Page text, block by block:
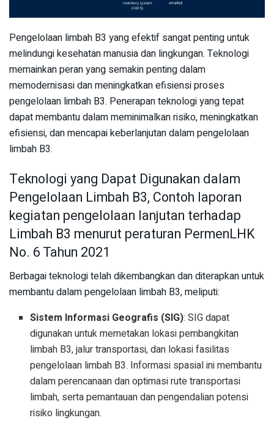
Pengelolaan limbah B3 yang efektif sangat penting untuk
melindungi kesehatan manusia dan lingkungan. Teknologi
memainkan peran yang semakin penting dalam
memodernisasi dan meningkatkan efisiensi proses
pengelolaan limbah B3. Penerapan teknologi yang tepat
dapat membantu dalam meminimalkan risiko, meningkatkan
efisiensi, dan mencapai keberlanjutan dalam pengelolaan
limbah B3.
Teknologi yang Dapat Digunakan dalam
Pengelolaan Limbah B3, Contoh laporan
kegiatan pengelolaan lanjutan terhadap
Limbah B3 menurut peraturan PermenLHK
No. 6 Tahun 2021
Berbagai teknologi telah dikembangkan dan diterapkan untuk
membantu dalam pengelolaan limbah B3, meliputi:
Sistem Informasi Geografis (SIG): SIG dapat
digunakan untuk memetakan lokasi pembangkitan
limbah B3, jalur transportasi, dan lokasi fasilitas
pengelolaan limbah B3. Informasi spasial ini membantu
dalam perencanaan dan optimasi rute transportasi
limbah, serta pemantauan dan pengendalian potensi
risiko lingkungan.